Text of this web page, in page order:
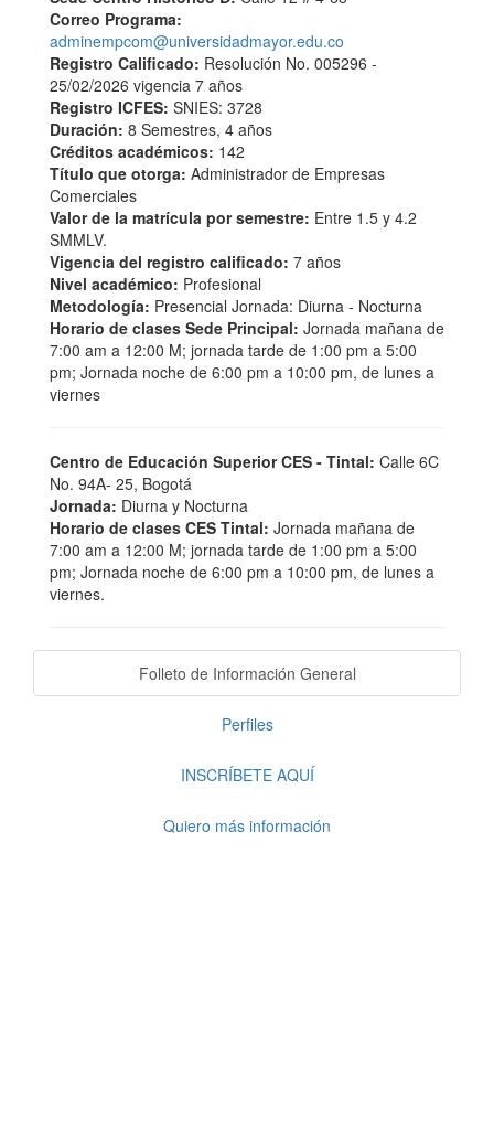
Correo Programa:
adminempcom@universidadmayor.edu.co
Registro Calificado: Resolución No. 005296 -
25/02/2026 vigencia 7 años
Registro ICFES: SNIES: 3728
Duración: 8 Semestres, 4 años
Créditos académicos: 142
Título que otorga: Administrador de Empresas
Comerciales
Valor de la matrícula por semestre: Entre 1.5 y 4.2
SMMLV.
Vigencia del registro calificado: 7 años
Nivel académico: Profesional
Metodología: Presencial Jornada: Diurna - Nocturna
Horario de clases Sede Principal: Jornada mañana de
7:00 am a 12:00 M; jornada tarde de 1:00 pm a 5:00
pm; Jornada noche de 6:00 pm a 10:00 pm, de lunes a
viernes
Centro de Educación Superior CES - Tintal: Calle 6C
No. 94A- 25, Bogotá
Jornada: Diurna y Nocturna
Horario de clases CES Tintal: Jornada mañana de
7:00 am a 12:00 M; jornada tarde de 1:00 pm a 5:00
pm; Jornada noche de 6:00 pm a 10:00 pm, de lunes a
viernes.
Folleto de Información General
Perfiles
INSCRÍBETE AQUÍ
Quiero más información